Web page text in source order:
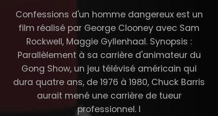
Confessions d'un homme dangereux est un
film réalisé par George Clooney avec Sam
Rockwell, Maggie Gyllenhaal. Synopsis :
Parallèlement à sa carrière d'animateur du
Gong Show, un jeu télévisé américain qui
dura quatre ans, de 1976 à 1980, Chuck Barris
aurait mené une carrière de tueur
professionnel. I